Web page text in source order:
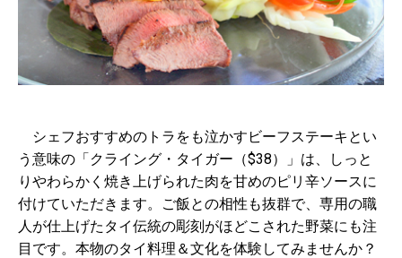
シェフおすすめのトラをも泣かすビーフステーキとい
う意味の「クライング・タイガー（$38）」は、しっと
りやわらかく焼き上げられた肉を甘めのピリ辛ソースに
付けていただきます。ご飯との相性も抜群で、専用の職
人が仕上げたタイ伝統の彫刻がほどこされた野菜にも注
目です。本物のタイ料理＆文化を体験してみませんか？